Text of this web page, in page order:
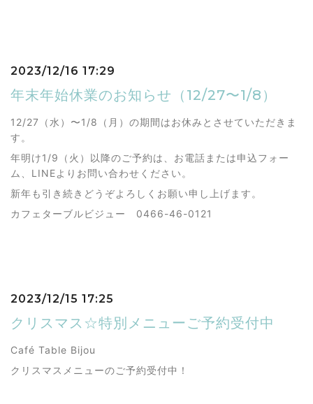
2023/12/16 17:29
年末年始休業のお知らせ（12/27〜1/8）
12/27（水）〜1/8（月）の期間はお休みとさせていただきま
す。
年明け1/9（火）以降のご予約は、お電話または申込フォー
ム、LINEよりお問い合わせください。
新年も引き続きどうぞよろしくお願い申し上げます。
カフェターブルビジュー 0466-46-0121
2023/12/15 17:25
クリスマス☆特別メニューご予約受付中
Café Table Bijou
クリスマスメニューのご予約受付中！